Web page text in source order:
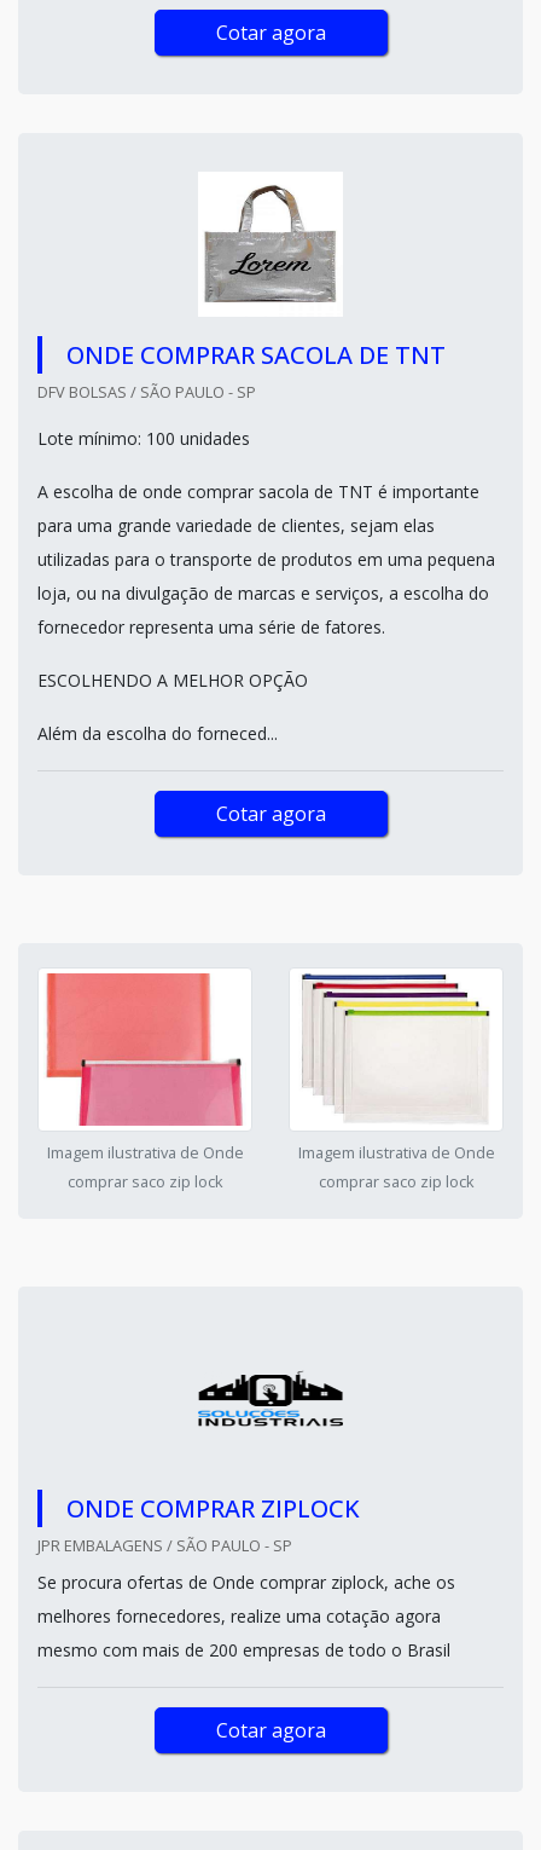
Cotar agora
ONDE COMPRAR SACOLA DE TNT
DFV BOLSAS / SÃO PAULO - SP
Lote mínimo: 100 unidades
A escolha de onde comprar sacola de TNT é importante
para uma grande variedade de clientes, sejam elas
utilizadas para o transporte de produtos em uma pequena
loja, ou na divulgação de marcas e serviços, a escolha do
fornecedor representa uma série de fatores.
ESCOLHENDO A MELHOR OPÇÃO
Além da escolha do forneced...
Cotar agora
Imagem ilustrativa de Onde
comprar saco zip lock
Imagem ilustrativa de Onde
comprar saco zip lock
ONDE COMPRAR ZIPLOCK
JPR EMBALAGENS / SÃO PAULO - SP
Se procura ofertas de Onde comprar ziplock, ache os
melhores fornecedores, realize uma cotação agora
mesmo com mais de 200 empresas de todo o Brasil
Cotar agora